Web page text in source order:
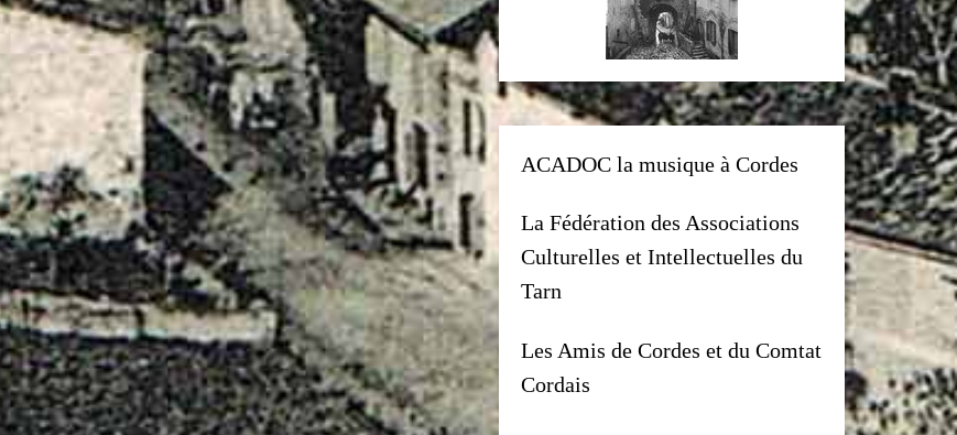
ACADOC la musique à Cordes
La Fédération des Associations
Culturelles et Intellectuelles du
Tarn
Les Amis de Cordes et du Comtat
Cordais